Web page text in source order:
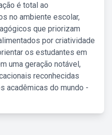
é total ao
no ambiente escolar,
que priorizam
por criatividade
os estudantes em
uma geração notável,
reconhecidas
acadêmicas do mundo -